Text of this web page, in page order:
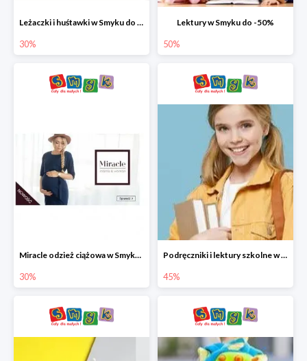
Leżaczki i huśtawki w Smyku do -30%
30%
Lektury w Smyku do -50%
50%
Miracle odzież ciążowa w Smyku co -30%
30%
Podręczniki i lektury szkolne w Smyku do -45%
45%